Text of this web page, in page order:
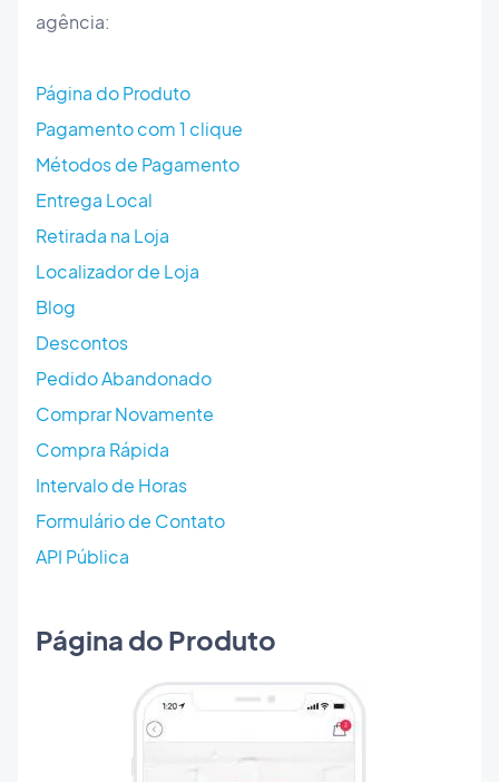
agência:
Página do Produto
Pagamento com 1 clique
Métodos de Pagamento
Entrega Local
Retirada na Loja
Localizador de Loja
Blog
Descontos
Pedido Abandonado
Comprar Novamente
Compra Rápida
Intervalo de Horas
Formulário de Contato
API Pública
Página do Produto